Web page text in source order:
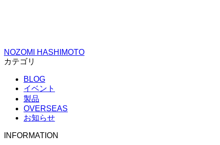
NOZOMI HASHIMOTO
カテゴリ
BLOG
イベント
製品
OVERSEAS
お知らせ
INFORMATION